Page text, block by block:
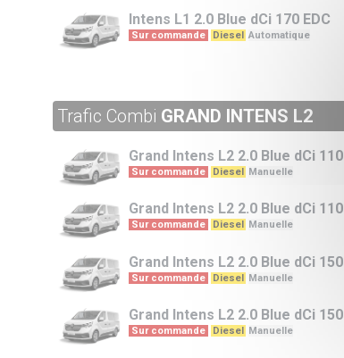
Intens L1 2.0 Blue dCi 170 EDC
Sur commande Diesel Automatique
Trafic Combi GRAND INTENS L2
Grand Intens L2 2.0 Blue dCi 110
Sur commande Diesel Manuelle
Grand Intens L2 2.0 Blue dCi 110
Sur commande Diesel Manuelle
Grand Intens L2 2.0 Blue dCi 150
Sur commande Diesel Manuelle
Grand Intens L2 2.0 Blue dCi 150
Sur commande Diesel Manuelle